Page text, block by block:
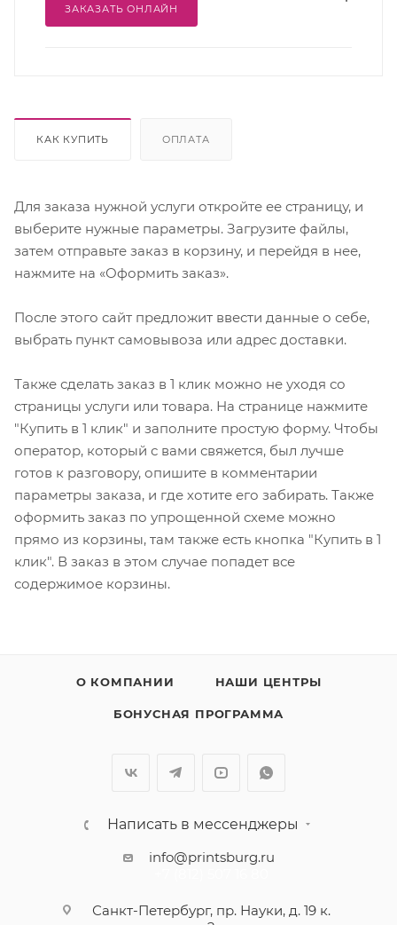
Белая кружка, синяя внутри с
ЗАКАЗАТЬ ОНЛАЙН
КАК КУПИТЬ ОПЛАТА
Для заказа нужной услуги откройте ее страницу, и
выберите нужные параметры. Загрузите файлы,
затем отправьте заказ в корзину, и перейдя в нее,
нажмите на «Оформить заказ».
После этого сайт предложит ввести данные о себе,
выбрать пункт самовывоза или адрес доставки.
Также сделать заказ в 1 клик можно не уходя со
страницы услуги или товара. На странице нажмите
"Купить в 1 клик" и заполните простую форму. Чтобы
оператор, который с вами свяжется, был лучше
готов к разговору, опишите в комментарии
параметры заказа, и где хотите его забирать. Также
оформить заказ по упрощенной схеме можно
прямо из корзины, там также есть кнопка "Купить в 1
клик". В заказ в этом случае попадет все
содержимое корзины.
О КОМПАНИИ НАШИ ЦЕНТРЫ
БОНУСНАЯ ПРОГРАММА
Написать в мессенджеры
info@printsburg.ru
Санкт-Петербург, пр. Науки, д. 19 к.